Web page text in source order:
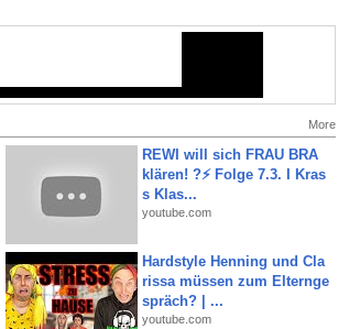
More
REWI will sich FRAU BRA
klären! ?⚡️ Folge 7.3. I Kras
s Klas...
youtube.com
Hardstyle Henning und Cla
rissa müssen zum Elternge
spräch? | ...
youtube.com